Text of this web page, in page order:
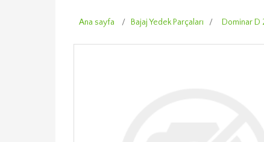
Ana sayfa / Bajaj Yedek Parçaları / Dominar D